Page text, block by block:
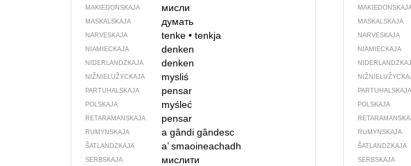
MAKIEDONSKAJA мисли
MASKALSKAJA думать
NARVESKAJA tenke •tenkja
NIAMIECKAJA denken
NIDERLANDZKAJA denken
NIŽNIEŁUŽYCKAJA mysliś
PARTUHALSKAJA pensar
POLSKAJA myśleć
RETARAMANSKAJA pensar
RUMYNSKAJA a gândi gândesc
ŠATLANDZKAJA a’ smaoineachadh
SERBSKAJA мислити
MASKALSKAJA
NARVESKAJA
NIAMIECKAJA
PARTUHALSKAJA
POLSKAJA
RUMYNSKAJA
ŠATLANDZKAJA
SERBSKAJA